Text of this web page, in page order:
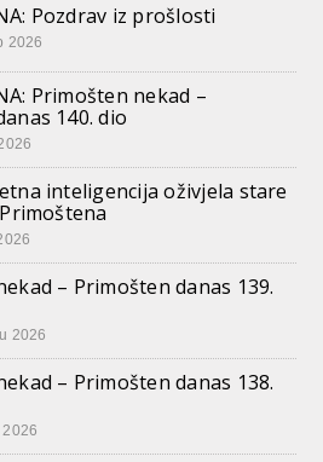
Pozdrav iz prošlosti
2026
Primošten nekad –
140. dio
inteligencija oživjela stare
– Primošten danas 139.
2026
– Primošten danas 138.